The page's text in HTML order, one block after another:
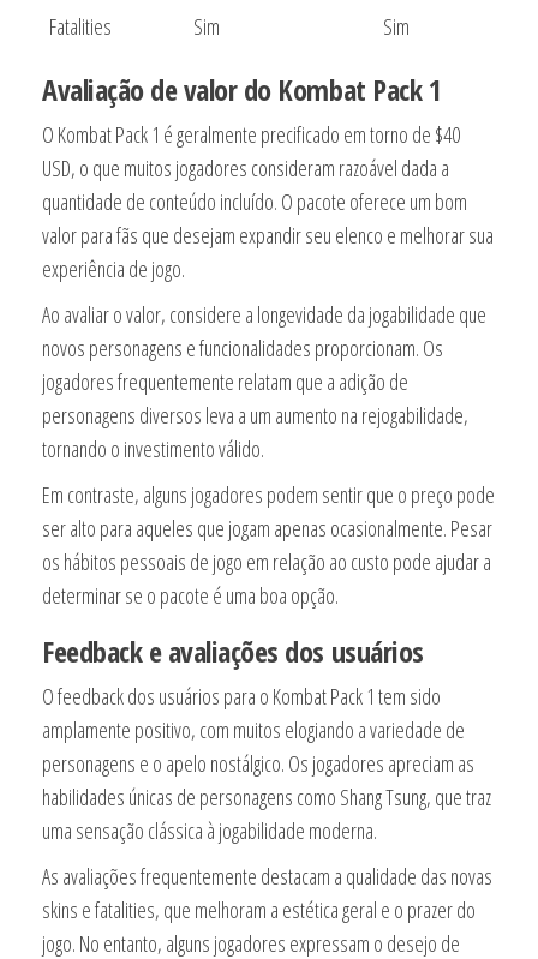
Fatalities
Sim Sim
Avaliação de valor do Kombat Pack 1
O Kombat Pack 1 é geralmente precificado em torno de $40
USD, o que muitos jogadores consideram razoável dada a
quantidade de conteúdo incluído. O pacote oferece um bom
valor para fãs que desejam expandir seu elenco e melhorar sua
experiência de jogo.
Ao avaliar o valor, considere a longevidade da jogabilidade que
novos personagens e funcionalidades proporcionam. Os
jogadores frequentemente relatam que a adição de
personagens diversos leva a um aumento na rejogabilidade,
tornando o investimento válido.
Em contraste, alguns jogadores podem sentir que o preço pode
ser alto para aqueles que jogam apenas ocasionalmente. Pesar
os hábitos pessoais de jogo em relação ao custo pode ajudar a
determinar se o pacote é uma boa opção.
Feedback e avaliações dos usuários
O feedback dos usuários para o Kombat Pack 1 tem sido
amplamente positivo, com muitos elogiando a variedade de
personagens e o apelo nostálgico. Os jogadores apreciam as
habilidades únicas de personagens como Shang Tsung, que traz
uma sensação clássica à jogabilidade moderna.
As avaliações frequentemente destacam a qualidade das novas
skins e fatalities, que melhoram a estética geral e o prazer do
jogo. No entanto, alguns jogadores expressam o desejo de